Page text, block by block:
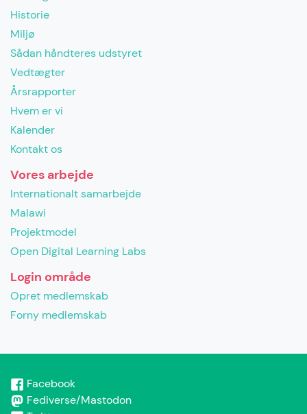
Historie
Miljø
Sådan håndteres udstyret
Vedtægter
Årsrapporter
Hvem er vi
Kalender
Kontakt os
Vores arbejde
Internationalt samarbejde
Malawi
Projektmodel
Open Digital Learning Labs
Login område
Opret medlemskab
Forny medlemskab
Facebook
Fediverse/Mastodon